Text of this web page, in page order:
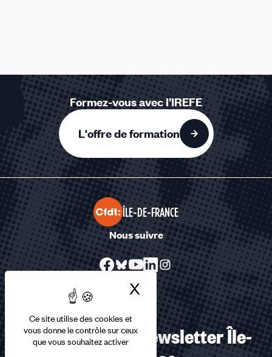
Ce site utilise des cookies et
vous donne le contrôle sur ceux
que vous souhaitez activer
X Masquer le
Formez-vous avec l’IREFE
L'offre de formation
ÎLE-DE-FRANCE
Nous suivre
S’abonner à la Newsletter Île-